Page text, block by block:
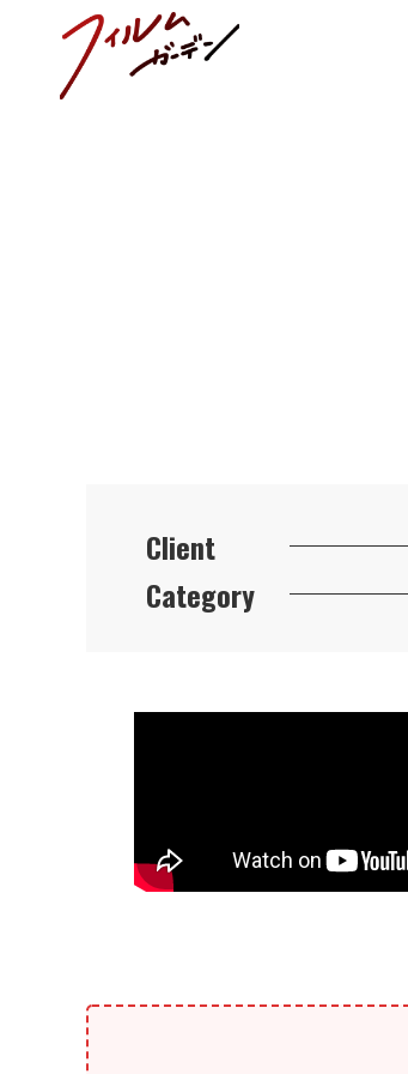
Client
Category